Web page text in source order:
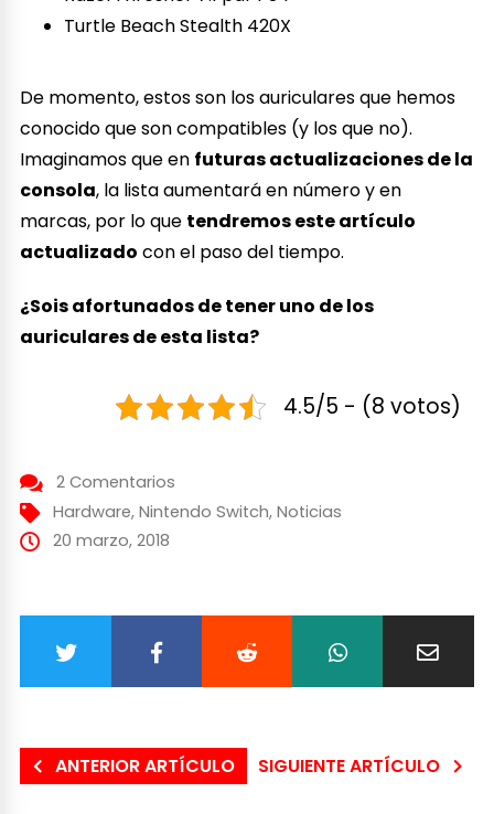
Turtle Beach Stealth 420X
De momento, estos son los auriculares que hemos
conocido que son compatibles (y los que no).
Imaginamos que en futuras actualizaciones de la
consola, la lista aumentará en número y en
marcas, por lo que tendremos este artículo
actualizado con el paso del tiempo.
¿Sois afortunados de tener uno de los
auriculares de esta lista?
4.5/5 - (8 votos)
2 Comentarios
Hardware, Nintendo Switch, Noticias
20 marzo, 2018
ANTERIOR ARTÍCULO SIGUIENTE ARTÍCULO